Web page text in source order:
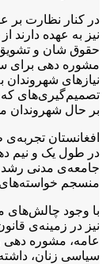
در کنار نظارت بر
نیز به عهده دارند
حقوق شان و تشویق
مشوره‌ دهی برای
نیازهای شهروندان
تصمیم‌گیری‌های
بر حال شهروندان
افغانستان تجربه‌‌ی
در طول یک و نیم
جامعه‌ی مدنی رشد
منسجم
با وجود چالش‌های
نیز در زمینه‌ی
عامه، مشوره‌
سیاسی زنان،